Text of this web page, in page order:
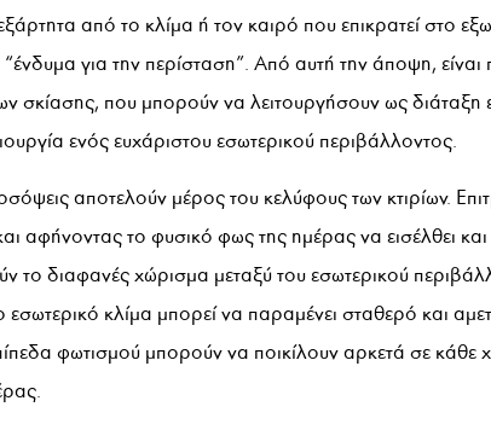
από το κλίμα ή τον καιρό που επικρατεί στο
για την περίσταση”. Από αυτή την άποψη, είναι
σκίασης, που μπορούν να λειτουργήσουν ως διάταξη
ενός ευχάριστου εσωτερικού περιβάλλοντος.
αποτελούν μέρος του κελύφους των κτιρίων.
αφήνοντας το φυσικό φως της ημέρας να εισέλθει και
το διαφανές χώρισμα μεταξύ του εσωτερικού
κλίμα μπορεί να παραμένει σταθερό και
φωτισμού μπορούν να ποικίλουν αρκετά σε κάθε